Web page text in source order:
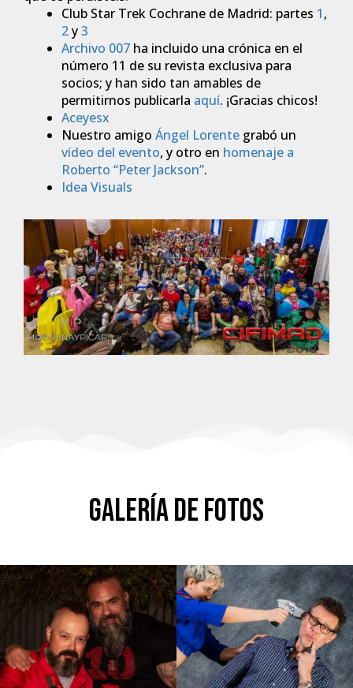
Club Star Trek Cochrane de Madrid: partes 1,
2y3
Archivo 007 ha incluido una crónica en el
número 11 de su revista exclusiva para
socios; y han sido tan amables de
permitirnos publicarla aquí. ¡Gracias chicos!
Aceyesx
Nuestro amigo Ángel Lorente grabó un
vídeo del evento, y otro en homenaje a
Roberto “Peter Jackson”.
Idea Visuals
GALERÍA DE FOTOS